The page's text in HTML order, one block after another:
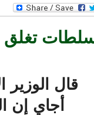
تغلق
قال الوزير
أجاي إن